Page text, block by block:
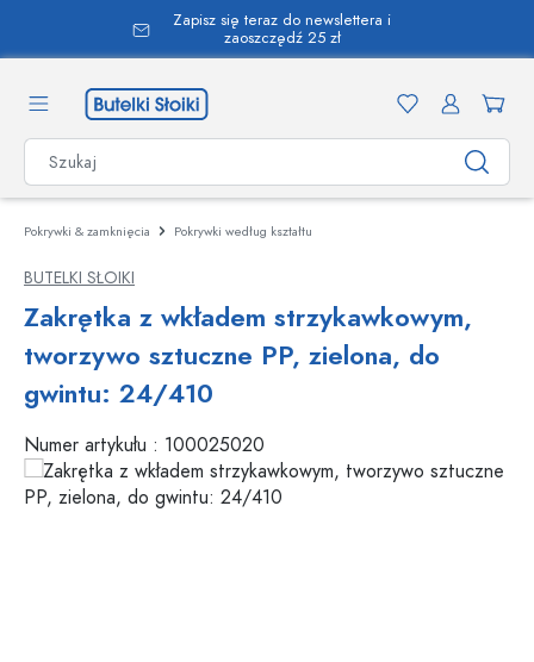
zawartości
Zapisz się teraz do newslettera i
zaoszczędź 25 zł
Pokrywki & zamknięcia Pokrywki według kształtu
BUTELKI SŁOIKI
Zakrętka z wkładem strzykawkowym,
tworzywo sztuczne PP, zielona, do
gwintu: 24/410
Numer artykułu : 100025020